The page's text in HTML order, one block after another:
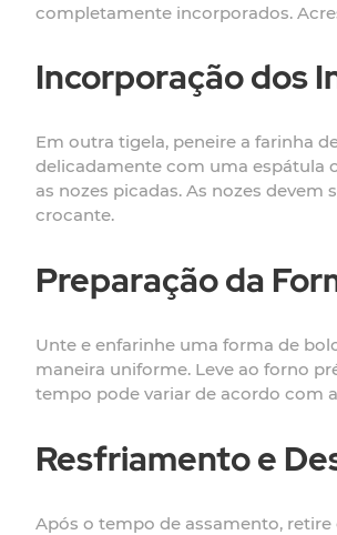
completamente incorporados.
Incorporação dos
Em outra tigela, peneire a farinha
delicadamente com uma espátula
as nozes picadas. As nozes
crocante.
Preparação da
Unte e enfarinhe uma forma de
maneira uniforme. Leve ao forno
tempo pode variar de acordo com
Resfriamento e
Após o tempo de assamento,